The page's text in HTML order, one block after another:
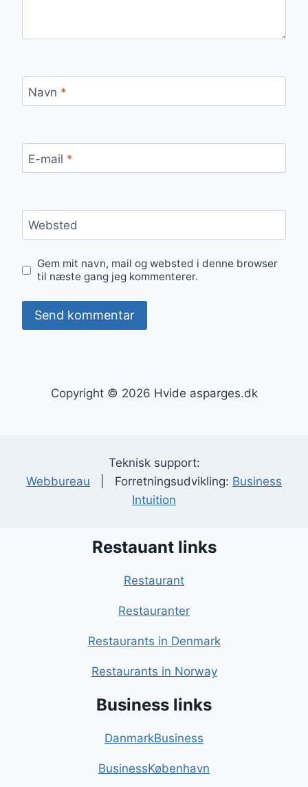
Navn *
E-mail *
Websted
Gem mit navn, mail og websted i denne browser
til næste gang jeg kommenterer.
Copyright © 2026 Hvide asparges.dk
Teknisk support:
Webbureau | Forretningsudvikling: Business
Intuition
Restauant links
Restaurant
Restauranter
Restaurants in Denmark
Restaurants in Norway
Business links
DanmarkBusiness
BusinessKøbenhavn